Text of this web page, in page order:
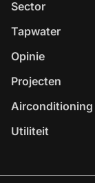
Sector
Tapwater
Opinie
Projecten
Airconditioning
Utiliteit